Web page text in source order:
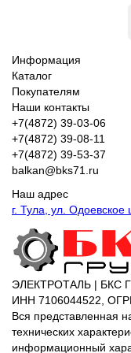
Информация
Каталог
Покупателям
Наши контакты
+7(4872) 39-03-06
+7(4872) 39-08-11
+7(4872) 39-53-37
balkan@bks71.ru
Наш адрес
г. Тула, ул.
ЭЛЕКТРОТАЛЬ | БКС
ИНН 7106044522,
Вся представленная
технических
информационный